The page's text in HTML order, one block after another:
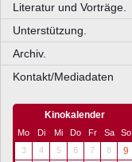
Literatur und Vorträge.
Unterstützung.
Archiv.
Kontakt/Mediadaten
Kinokalender
Mo Di Mi Do Fr Sa
So
3
4 5 6 7 8
9